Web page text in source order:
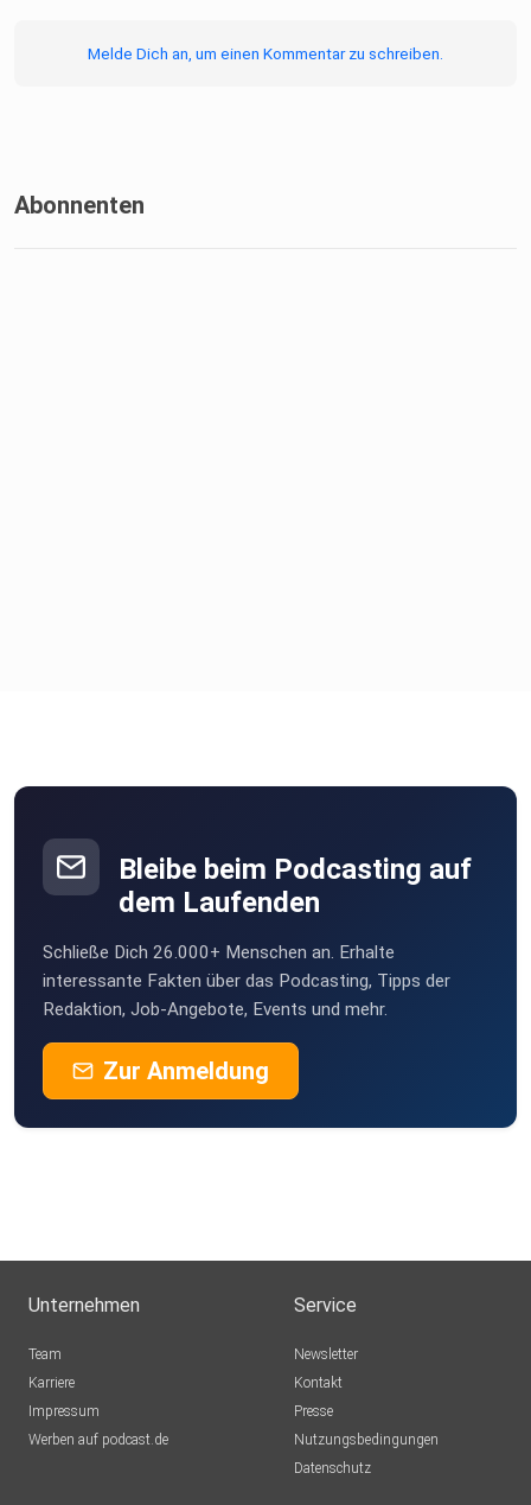
Melde Dich an, um einen Kommentar zu schreiben.
Abonnenten
Bleibe beim Podcasting auf
dem Laufenden
Schließe Dich 26.000+ Menschen an. Erhalte
interessante Fakten über das Podcasting, Tipps der
Redaktion, Job-Angebote, Events und mehr.
Zur Anmeldung
Unternehmen
Team
Karriere
Impressum
Werben auf podcast.de
Service
Newsletter
Kontakt
Presse
Nutzungsbedingungen
Datenschutz